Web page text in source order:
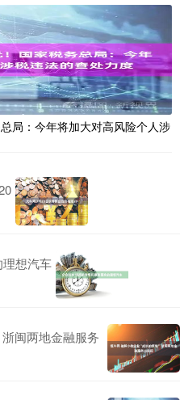
局：今年将加大对高风险个人涉
想汽车
闽两地金融服务